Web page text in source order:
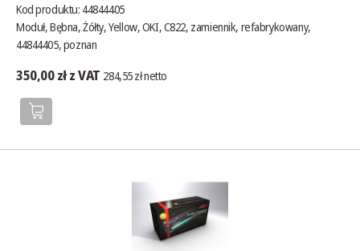
Kod produktu: 44844405
Moduł, Bębna, Żółty, Yellow, OKI, C822, zamiennik, refabrykowany,
44844405, poznan
350,00 zł z VAT 284,55 zł netto